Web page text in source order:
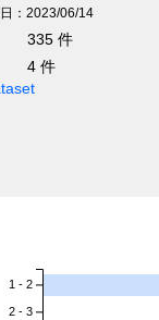
：2023/06/14
335 件
4 件
1 - 2
2 - 3